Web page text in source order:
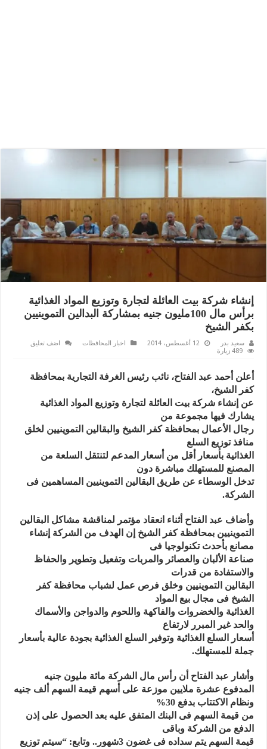
إنشاء شركة بيت العائلة لتجارة وتوزيع المواد الغذائية
برأس مال 100مليون جنيه بمشاركة البدالين التموينيين
بكفر الشيخ
سعيد بدر 12 أغسطس، 2014 اخبار المحافظات
اضف تعليق
489 زيارة
أعلن أحمد عبد الفتاح، نائب رئيس الغرفة التجارية بمحافظة
كفر الشيخ،
عن إنشاء شركة بيت العائلة لتجارة وتوزيع المواد الغذائية
يشارك فيها مجموعة من
رجال الأعمال بمحافظة كفر الشيخ والبقالين التموينيين لخلق
منافذ توزيع السلع
الغذائية بأسعار أقل من أسعار المدعم لتنتقل السلعة من
المصنع للمستهلك مباشرة دون
تدخل الوسطاء عن طريق البقالين التموينيين المساهمين فى
الشركة.
وأضاف عبد الفتاح أثناء انعقاد مؤتمر لمناقشة مشاكل البقالين
التموينيين بمحافظة كفر الشيخ إن الهدف من الشركة إنشاء
مصانع بأحدث تكنولوجيا فى
صناعة الألبان والعصائر والمربات وتفعيل وتطوير والحفاظ
والاستفادة من قدرات
البقالين التموينيين وخلق فرص عمل لشباب محافظة كفر
الشيخ فى مجال بيع المواد
الغذائية والخضروات والفاكهة واللحوم والدواجن والأسماك
والحد غير المبرر لارتفاع
أسعار السلع الغذائية وتوفير السلع الغذائية بجودة عالية بأسعار
جملة للمستهلك.
وأشار عبد الفتاح أن رأس مال الشركة مائة مليون جنيه
المدفوع عشرة ملايين موزعة على أسهم قيمة السهم ألف جنيه
ونظام الاكتتاب بدفع 30%
من قيمة السهم فى البنك المتفق عليه بعد الحصول على إذن
الدفع من الشركة وباقى
قيمة السهم يتم سداده فى غضون 3شهور.. وتابع: “سيتم توزيع